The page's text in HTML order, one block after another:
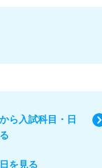
ら入試科目・日
を見る